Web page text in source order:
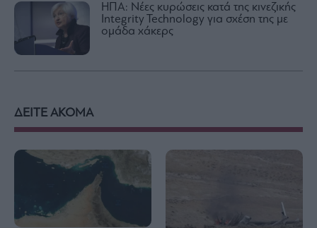
ΗΠΑ: Νέες κυρώσεις κατά της κινεζικής
Integrity Technology για σχέση της με
ομάδα χάκερς
ΔΕΙΤΕ ΑΚΟΜΑ